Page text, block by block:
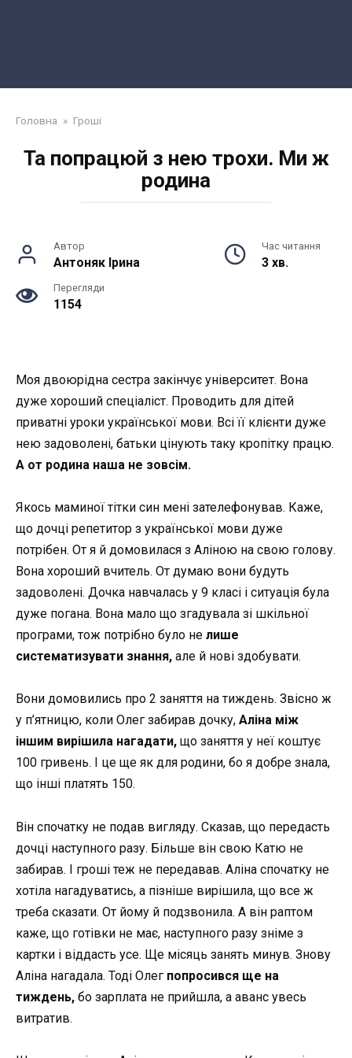
Головна » Грошi
Та попрацюй з нею трохи. Ми ж
родина
Автор
Антоняк Ірина
Час читання
3 хв.
Перегляди
1154
Моя двоюрідна сестра закінчує університет. Вона
дуже хороший спеціаліст. Проводить для дітей
приватні уроки української мови. Всі її клієнти дуже
нею задоволені, батьки цінують таку кропітку працю.
А от родина наша не зовсім.
Якось маминої тітки син мені зателефонував. Каже,
що дочці репетитор з української мови дуже
потрібен. От я й домовилася з Аліною на свою голову.
Вона хороший вчитель. От думаю вони будуть
задоволені. Дочка навчалась у 9 класі і ситуація була
дуже погана. Вона мало що згадувала зі шкільної
програми, тож потрібно було не лише
систематизувати знання, але й нові здобувати.
Вони домовились про 2 заняття на тиждень. Звісно ж
у п’ятницю, коли Олег забирав дочку, Аліна між
іншим вирішила нагадати, що заняття у неї коштує
100 гривень. І це ще як для родини, бо я добре знала,
що інші платять 150.
Він спочатку не подав вигляду. Сказав, що передасть
дочці наступного разу. Більше він свою Катю не
забирав. І гроші теж не передавав. Аліна спочатку не
хотіла нагадуватись, а пізніше вирішила, що все ж
треба сказати. От йому й подзвонила. А він раптом
каже, що готівки не має, наступного разу зніме з
картки і віддасть усе. Ще місяць занять минув. Знову
Аліна нагадала. Тоді Олег попросився ще на
тиждень, бо зарплата не прийшла, а аванс увесь
витратив.